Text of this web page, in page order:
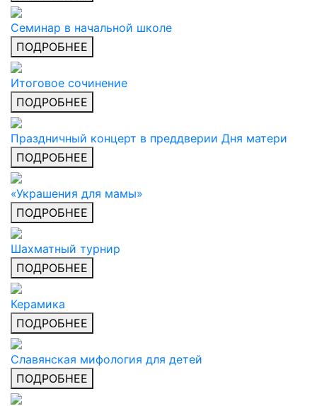
Семинар в начальной школе
ПОДРОБНЕЕ
Итоговое сочинение
ПОДРОБНЕЕ
Праздничный концерт в преддверии Дня матери
ПОДРОБНЕЕ
«Украшения для мамы»
ПОДРОБНЕЕ
Шахматный турнир
ПОДРОБНЕЕ
Керамика
ПОДРОБНЕЕ
Славянская мифология для детей
ПОДРОБНЕЕ